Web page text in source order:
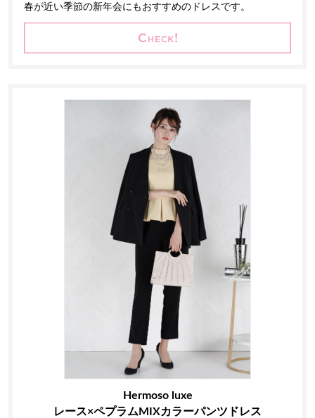
春が近い季節の新年会にもおすすめのドレスです。
Hermoso luxe
レース×ペプラムMIXカラーパンツドレス